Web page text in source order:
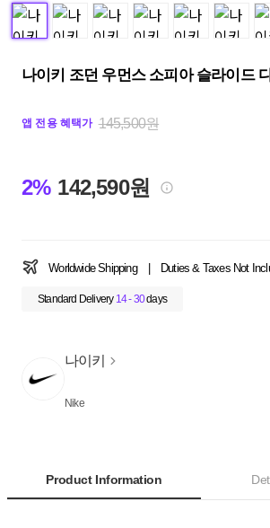
나이키 조던 우먼스 소피아 슬라이드
앱 전용 혜택가 145,500원
2% 142,590원
Worldwide Shipping Duties & Taxes Not
Standard Delivery 14 - 30days
나이키
Nike
Product Information